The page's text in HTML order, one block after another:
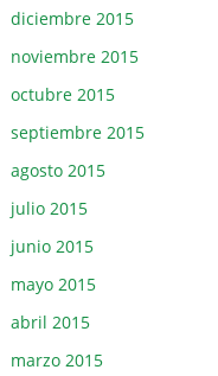
diciembre 2015
noviembre 2015
octubre 2015
septiembre 2015
agosto 2015
julio 2015
junio 2015
mayo 2015
abril 2015
marzo 2015